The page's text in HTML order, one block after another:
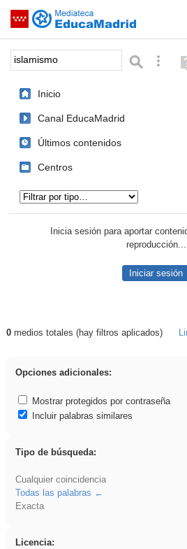
Saltar navegación
Palabra o frase:
Inicio
Canal EducaMadrid
Últimos contenidos
Centros
Inicia sesión para aportar
reproducción...
Iniciar sesión
Resultados de: islamismo
0medios totales (hay filtros aplicados)
Opciones adicionales:
Mostrar protegidos por contraseña
Incluir palabras similares
Tipo de búsqueda:
Cualquier coincidencia
Todas las palabras
Exacta
Licencia: